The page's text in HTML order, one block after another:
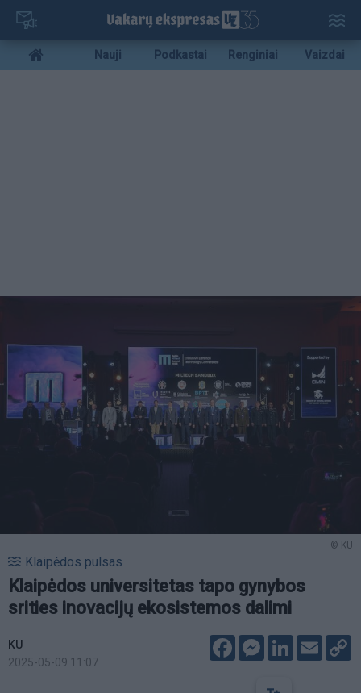
Pereiti
pagrindinį
turinį
Mobile
menu
Nauji Podkastai Renginiai Vaizdai
© KU
Klaipėdos pulsas
Klaipėdos universitetas tapo gynybos
srities inovacijų ekosistemos dalimi
KU
2025-05-09 11:07
FacebookMessenger
LinkedIn
Email